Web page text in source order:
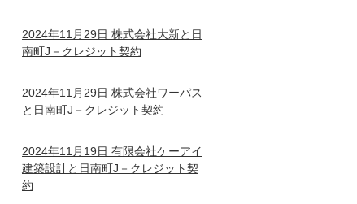
2024年11月29日 株式会社大新と日
南町J－クレジット契約
2024年11月29日 株式会社ワーパス
と日南町J－クレジット契約
2024年11月19日 有限会社ケーアイ
建築設計と日南町J－クレジット契
約